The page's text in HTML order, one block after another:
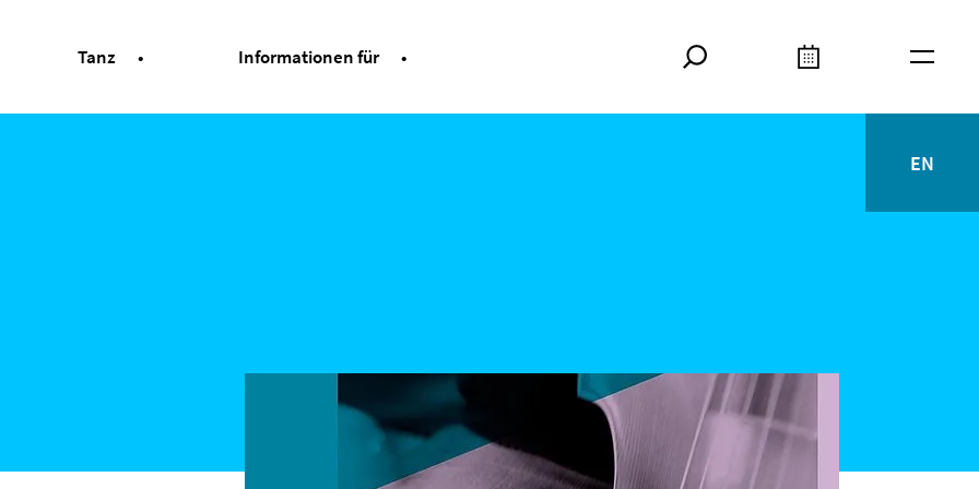
Tanz Informationen für Suche Kalender Meta
ENEnglish